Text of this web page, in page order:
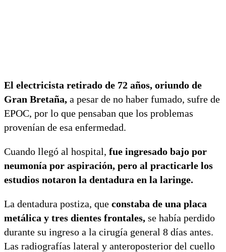
El electricista retirado de 72 años, oriundo de
Gran Bretaña, a pesar de no haber fumado, sufre de
EPOC, por lo que pensaban que los problemas
provenían de esa enfermedad.
Cuando llegó al hospital, fue ingresado bajo por
neumonía por aspiración, pero al practicarle los
estudios notaron la dentadura en la laringe.
La dentadura postiza, que constaba de una placa
metálica y tres dientes frontales, se había perdido
durante su ingreso a la cirugía general 8 días antes.
Las radiografías lateral y anteroposterior del cuello